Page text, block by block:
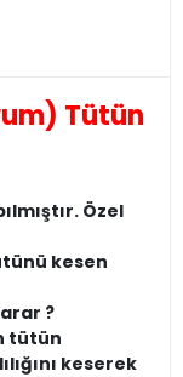
Tütün
Özel
kesen
?
tütün
keserek